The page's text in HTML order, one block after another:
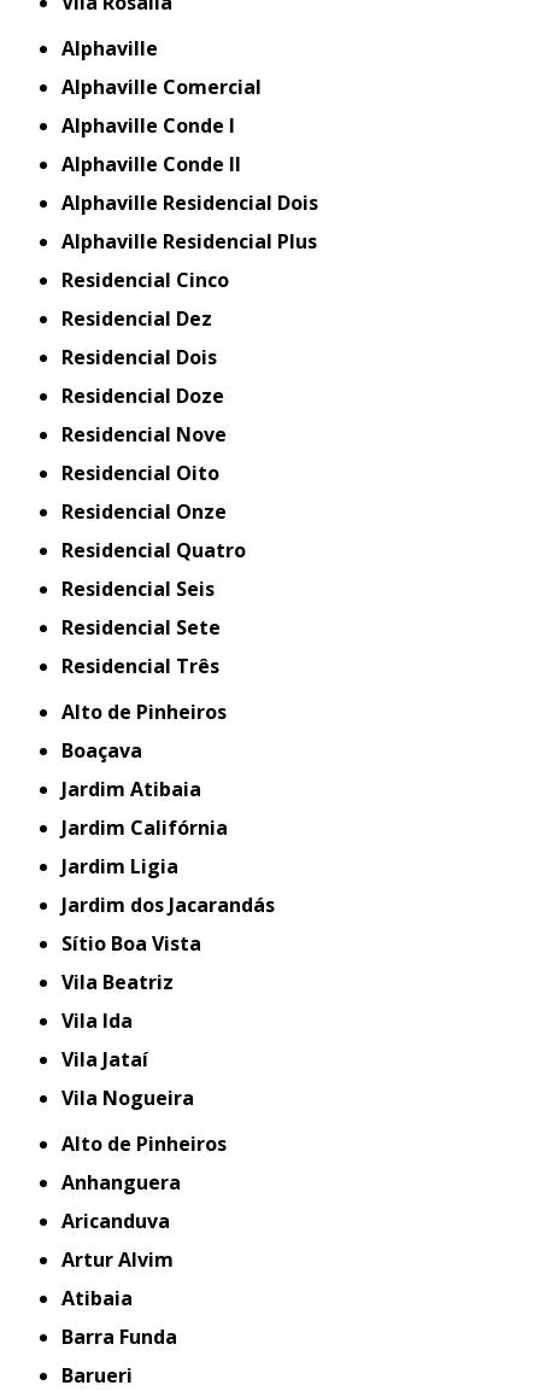
Alphaville
Alphaville Comercial
Alphaville Conde I
Alphaville Conde II
Alphaville Residencial Dois
Alphaville Residencial Plus
Residencial Cinco
Residencial Dez
Residencial Dois
Residencial Doze
Residencial Nove
Residencial Oito
Residencial Onze
Residencial Quatro
Residencial Seis
Residencial Sete
Residencial Três
Alto de Pinheiros
Boaçava
Jardim Atibaia
Jardim Califórnia
Jardim Ligia
Jardim dos Jacarandás
Sítio Boa Vista
Vila Beatriz
Vila Ida
Vila Jataí
Vila Nogueira
Alto de Pinheiros
Anhanguera
Aricanduva
Artur Alvim
Atibaia
Barra Funda
Barueri